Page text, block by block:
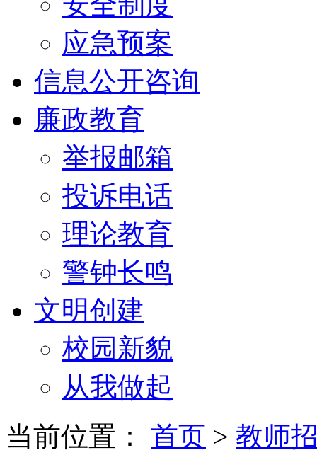
应急预案
信息公开咨询
廉政教育
举报邮箱
投诉电话
理论教育
警钟长鸣
文明创建
校园新貌
从我做起
当前位置： 首页 > 教师